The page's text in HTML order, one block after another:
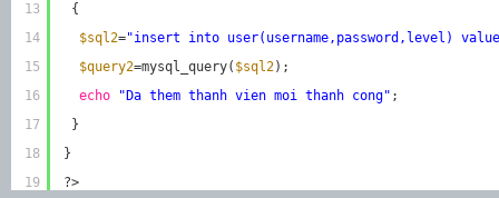
13
14
15
16
17
18
19
{
$sql2="insert into user(username,password,level)
$query2=mysql_query( $sql2);
echo
"Da them thanh vien moi thanh cong" ;
}
}
?>